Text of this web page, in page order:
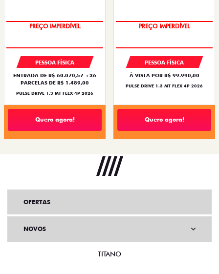
PESSOA FÍSICA
ENTRADA DE R$ 60.070,57 +36
PARCELAS DE R$ 1.489,00
PULSE DRIVE 1.3 MT FLEX 4P 2026
Quero agora!
PESSOA FÍSICA
À VISTA POR R$ 99.990,00
PULSE DRIVE 1.3 MT FLEX 4P 2026
Quero agora!
OFERTAS
NOVOS
TITANO